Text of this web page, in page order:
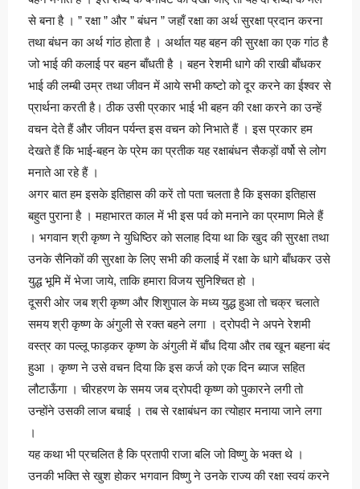
से बना है । ” रक्षा ” और ” बंधन ” जहाँ रक्षा का अर्थ सुरक्षा प्रदान करना
तथा बंधन का अर्थ गांठ होता है । अर्थात यह बहन की सुरक्षा का एक गांठ है
जो भाई की कलाई पर बहन बाँधती है । बहन रेशमी धागे की राखी बाँधकर
भाई की लम्बी उम्र तथा जीवन में आये सभी कष्टो को दूर करने का ईश्वर से
प्रार्थना करती है। ठीक उसी प्रकार भाई भी बहन की रक्षा करने का उन्हें
वचन देते हैं और जीवन पर्यन्त इस वचन को निभाते हैं । इस प्रकार हम
देखते हैं कि भाई-बहन के प्रेम का प्रतीक यह रक्षाबंधन सैकड़ों वर्षो से लोग
मनाते आ रहे हैं ।
अगर बात हम इसके इतिहास की करें तो पता चलता है कि इसका इतिहास
बहुत पुराना है । महाभारत काल में भी इस पर्व को मनाने का प्रमाण मिले हैं
। भगवान श्री कृष्ण ने युधिष्ठिर को सलाह दिया था कि खुद की सुरक्षा तथा
उनके सैनिकों की सुरक्षा के लिए सभी की कलाई में रक्षा के धागे बाँधकर उसे
युद्ध भूमि में भेजा जाये, ताकि हमारा विजय सुनिश्चित हो ।
दूसरी ओर जब श्री कृष्ण और शिशुपाल के मध्य युद्ध हुआ तो चक्र चलाते
समय श्री कृष्ण के अंगुली से रक्त बहने लगा । द्रोपदी ने अपने रेशमी
वस्त्र का पल्लू फाड़कर कृष्ण के अंगुली में बाँध दिया और तब खून बहना बंद
हुआ । कृष्ण ने उसे वचन दिया कि इस कर्ज को एक दिन ब्याज सहित
लौटाऊँगा । चीरहरण के समय जब द्रोपदी कृष्ण को पुकारने लगी तो
उन्होंने उसकी लाज बचाई । तब से रक्षाबंधन का त्योहार मनाया जाने लगा
।
यह कथा भी प्रचलित है कि प्रतापी राजा बलि जो विष्णु के भक्त थे ।
उनकी भक्ति से खुश होकर भगवान विष्णु ने उनके राज्य की रक्षा स्वयं करने